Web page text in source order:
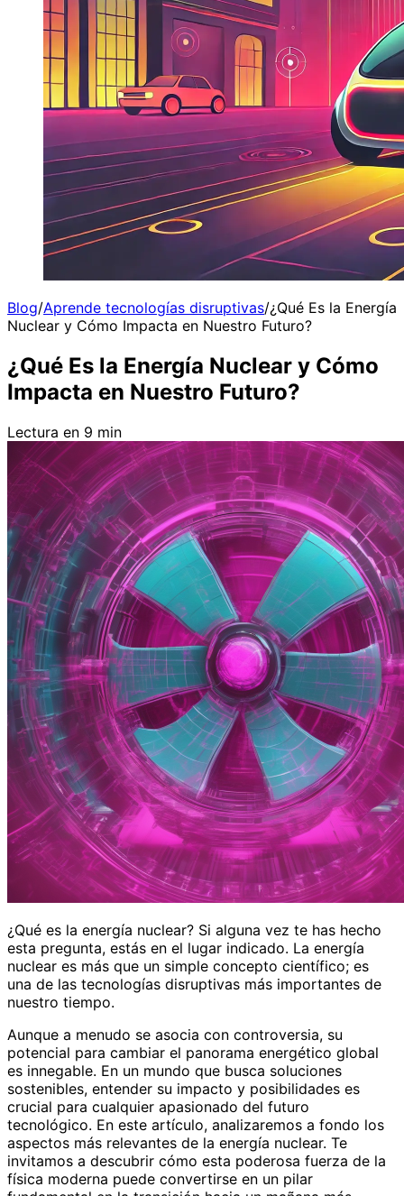
Blog/Aprende tecnologías disruptivas/¿Qué Es la Energía
Nuclear y Cómo Impacta en Nuestro Futuro?
¿Qué Es la Energía Nuclear y Cómo
Impacta en Nuestro Futuro?
Lectura en 9 min
¿Qué es la energía nuclear? Si alguna vez te has hecho
esta pregunta, estás en el lugar indicado. La energía
nuclear es más que un simple concepto científico; es
una de las tecnologías disruptivas más importantes de
nuestro tiempo.
Aunque a menudo se asocia con controversia, su
potencial para cambiar el panorama energético global
es innegable. En un mundo que busca soluciones
sostenibles, entender su impacto y posibilidades es
crucial para cualquier apasionado del futuro
tecnológico. En este artículo, analizaremos a fondo los
aspectos más relevantes de la energía nuclear. Te
invitamos a descubrir cómo esta poderosa fuerza de la
física moderna puede convertirse en un pilar